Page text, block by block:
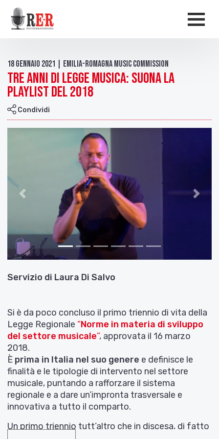
Salta al contenuto principale
18 Gennaio 2021 | Emilia-Romagna Music Commission
Tre anni di Legge Musica: suona la
playlist del 2018
Condividi
Indietro
Servizio di Laura Di Salvo
Si è da poco concluso il primo triennio di vita della
Legge Regionale “Norme in materia di sviluppo
del settore musicale”, approvata il 16 marzo
2018.
È prima in Italia nel suo genere e definisce le
finalità e le tipologie di intervento nel settore
musicale, puntando a rafforzare il sistema
regionale e a dare un’impronta trasversale e
innovativa a tutto il comparto.
Un primo triennio tutt’altro che in discesa, di fatto